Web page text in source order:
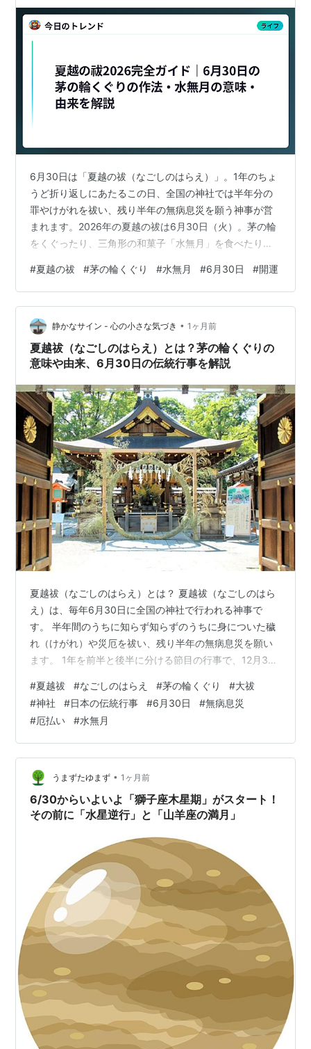
6月30日は「夏越の祓（なごしのはらえ）」。1年のちょ
うど折り返しにあたるこの日、全国の神社では半年分の
罪やけがれを祓い、残り半年の無病息災を願う神事が営
まれます。2026年の夏越の祓は6月30日（火）。茅の輪
をくぐったり、三角形の和菓子「水無月」を食べたり
います。何をする日なのか、茅の輪のくぐり方や水無月
に込められた意味まで、この記事でまとめて解説しま
す。 夏越の祓とは｜半年分のけがれを祓う日本の神事 夏
越の祓は、6月末に半年間で身についた罪やけがれを祓い
清め、後半の半年も健やかに過ごせるよう祈願する神事
です。日本では古来、6月と12月の年2…
#夏越の祓 #茅の輪くぐり #水無月 #6月30日 #開運
静かなサイン - 心の小さな気づき • 1ヶ月前
夏越祓（なごしのはらえ）とは？茅の輪くぐりの
意味や由来、6月30日の伝統行事を解説
夏越祓（なごしのはらえ）とは？ 夏越祓（なごしのはら
え）は、毎年6月30日に全国の神社で行われる神事で
す。 半年間のうちに知らず知らずのうちに身についた穢
れ（けがれ）や災厄を祓い、残り半年の無病息災を願い
ます。 1年を前半と後半に分ける節目の行事で、12月31
と対になる伝統行事です。 夏越祓の由来 起源は古く、約
1,000年以上前の平安時代までさかのぼります。 当時の
宮中では、半年ごとに罪や穢れを祓う「大祓」が行われ
ていました。 その風習が全国の神社へ広まり、現在の夏
越祓として受け継がれています。 茅の輪（ちのわ）くぐ
り 夏越祓で最も有名なのが…
#夏越祓 #なごしのはらえ #茅の輪くぐり #大祓
#神社 #日本の伝統行事 #6月30日 #無病息災
#厄払い #水無月
うまずたゆまず • 1ヶ月前
6/30からいよいよ「獅子座木星期」がスタート！
その前に「水星逆行」と「山羊座の満月」